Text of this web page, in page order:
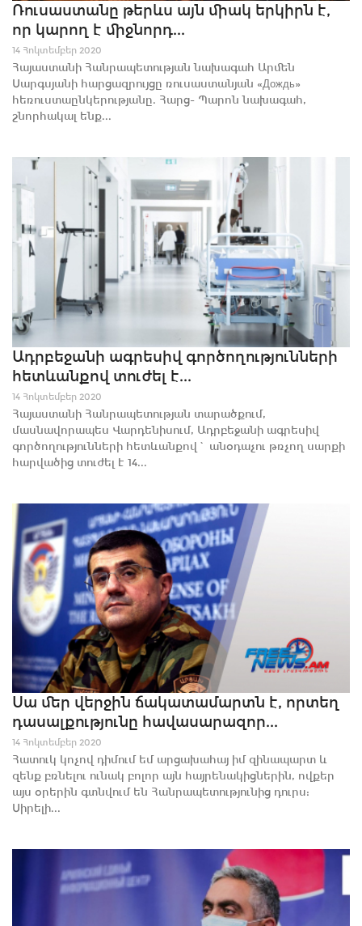
Ռուսաստանը թերևս այն միակ երկիրն է,
որ կարող է միջնորդ...
14 Հոկտեմբեր 2020
Հայաստանի Հանրապետության նախագահ Արմեն
Սարգսյանի հարցազրույցը ռուսաստանյան «Дождь»
հեռուստաընկերությանը. Հարց- Պարոն նախագահ,
շնորհակալ ենք...
Ադրբեջանի ագրեսիվ գործողությունների
հետևանքով տուժել է...
14 Հոկտեմբեր 2020
Հայաստանի Հանրապետության տարածքում,
մասնավորապես Վարդենիսում, Ադրբեջանի ագրեսիվ
գործողությունների հետևանքով` անօդաչու թռչող սարքի
հարվածից տուժել է 14...
Սա մեր վերջին ճակատամարտն է, որտեղ
դասալքությունը հավասարազոր...
14 Հոկտեմբեր 2020
Հատուկ կոչով դիմում եմ արցախահայ իմ զինապարտ և
զենք բռնելու ունակ բոլոր այն հայրենակիցներին, ովքեր
այս օրերին գտնվում են Հանրապետությունից դուրս:
Սիրելի...